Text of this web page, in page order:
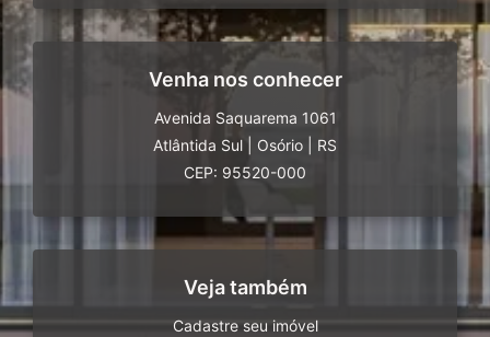
Venha nos conhecer
Avenida Saquarema 1061
Atlântida Sul
Osório
RS
CEP: 95520-000
Veja também
Cadastre seu imóvel